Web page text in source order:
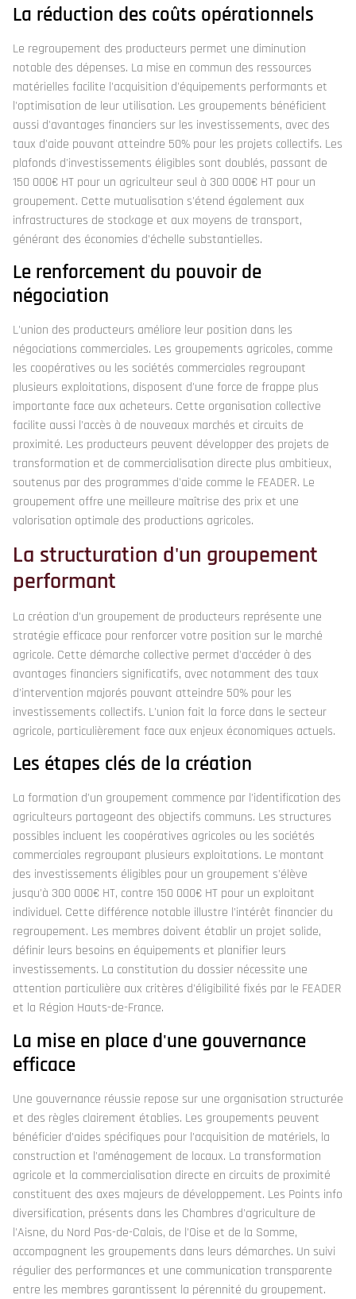
La réduction des coûts opérationnels
Le regroupement des producteurs permet une diminution
notable des dépenses. La mise en commun des ressources
matérielles facilite l'acquisition d'équipements performants et
l'optimisation de leur utilisation. Les groupements bénéficient
aussi d'avantages financiers sur les investissements, avec des
taux d'aide pouvant atteindre 50% pour les projets collectifs. Les
plafonds d'investissements éligibles sont doublés, passant de
150 000€ HT pour un agriculteur seul à 300 000€ HT pour un
groupement. Cette mutualisation s'étend également aux
infrastructures de stockage et aux moyens de transport,
générant des économies d'échelle substantielles.
Le renforcement du pouvoir de
négociation
L'union des producteurs améliore leur position dans les
négociations commerciales. Les groupements agricoles, comme
les coopératives ou les sociétés commerciales regroupant
plusieurs exploitations, disposent d'une force de frappe plus
importante face aux acheteurs. Cette organisation collective
facilite aussi l'accès à de nouveaux marchés et circuits de
proximité. Les producteurs peuvent développer des projets de
transformation et de commercialisation directe plus ambitieux,
soutenus par des programmes d'aide comme le FEADER. Le
groupement offre une meilleure maîtrise des prix et une
valorisation optimale des productions agricoles.
La structuration d'un groupement
performant
La création d'un groupement de producteurs représente une
stratégie efficace pour renforcer votre position sur le marché
agricole. Cette démarche collective permet d'accéder à des
avantages financiers significatifs, avec notamment des taux
d'intervention majorés pouvant atteindre 50% pour les
investissements collectifs. L'union fait la force dans le secteur
agricole, particulièrement face aux enjeux économiques actuels.
Les étapes clés de la création
La formation d'un groupement commence par l'identification des
agriculteurs partageant des objectifs communs. Les structures
possibles incluent les coopératives agricoles ou les sociétés
commerciales regroupant plusieurs exploitations. Le montant
des investissements éligibles pour un groupement s'élève
jusqu'à 300 000€ HT, contre 150 000€ HT pour un exploitant
individuel. Cette différence notable illustre l'intérêt financier du
regroupement. Les membres doivent établir un projet solide,
définir leurs besoins en équipements et planifier leurs
investissements. La constitution du dossier nécessite une
attention particulière aux critères d'éligibilité fixés par le FEADER
et la Région Hauts-de-France.
La mise en place d'une gouvernance
efficace
Une gouvernance réussie repose sur une organisation structurée
et des règles clairement établies. Les groupements peuvent
bénéficier d'aides spécifiques pour l'acquisition de matériels, la
construction et l'aménagement de locaux. La transformation
agricole et la commercialisation directe en circuits de proximité
constituent des axes majeurs de développement. Les Points info
diversification, présents dans les Chambres d'agriculture de
l'Aisne, du Nord Pas-de-Calais, de l'Oise et de la Somme,
accompagnent les groupements dans leurs démarches. Un suivi
régulier des performances et une communication transparente
entre les membres garantissent la pérennité du groupement.